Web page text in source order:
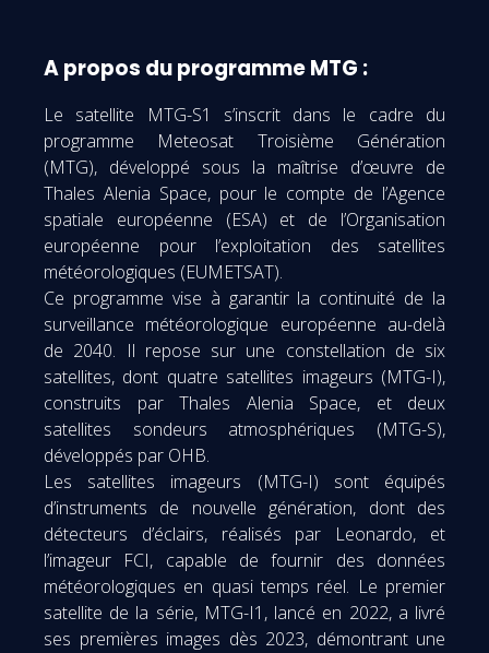
A propos du programme MTG :
Le satellite MTG-S1 s’inscrit dans le cadre du
programme Meteosat Troisième Génération
(MTG), développé sous la maîtrise d’œuvre de
Thales Alenia Space, pour le compte de l’Agence
spatiale européenne (ESA) et de l’Organisation
européenne pour l’exploitation des satellites
météorologiques (EUMETSAT).
Ce programme vise à garantir la continuité de la
surveillance météorologique européenne au-delà
de 2040. Il repose sur une constellation de six
satellites, dont quatre satellites imageurs (MTG-I),
construits par Thales Alenia Space, et deux
satellites sondeurs atmosphériques (MTG-S),
développés par OHB.
Les satellites imageurs (MTG-I) sont équipés
d’instruments de nouvelle génération, dont des
détecteurs d’éclairs, réalisés par Leonardo, et
l’imageur FCI, capable de fournir des données
météorologiques en quasi temps réel. Le premier
satellite de la série, MTG-I1, lancé en 2022, a livré
ses premières images dès 2023, démontrant une